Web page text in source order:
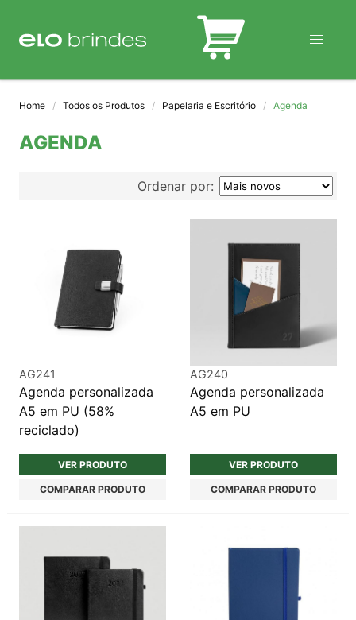
BLOG
Home Todos os Produtos Papelaria e Escritório Agenda
AGENDA
Ordenar por:
AG241
Agenda personalizada
A5 em PU (58%
reciclado)
VER PRODUTO
COMPARAR PRODUTO
AG240
Agenda personalizada
A5 em PU
VER PRODUTO
COMPARAR PRODUTO